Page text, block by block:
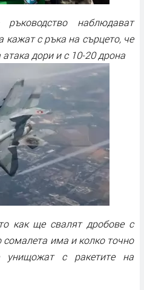
наблюдават
кажат с ръка на сърцето, че
дори и с 10-20 дрона
как ще свалят дробове с
сомалета има и колко точно
с ракетите на